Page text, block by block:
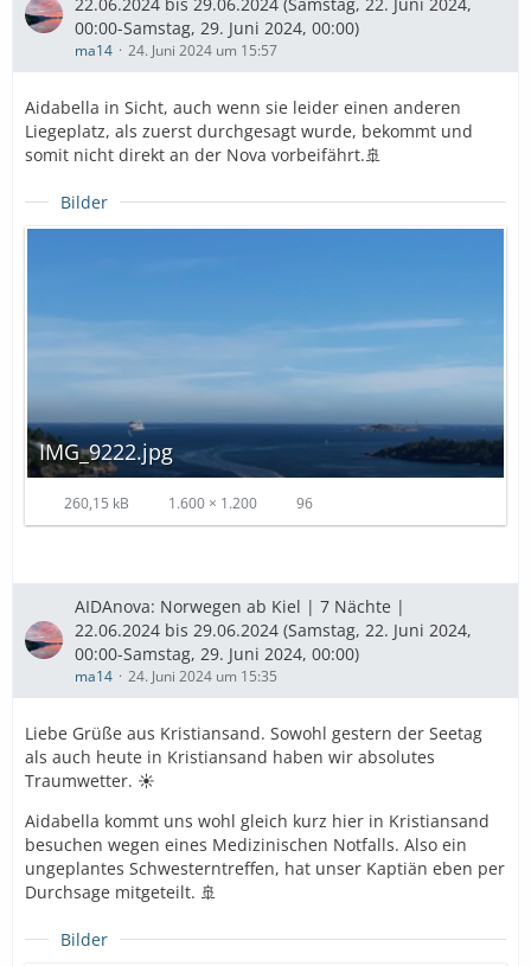
00:00-Samstag, 29. Juni 2024, 00:00)
ma14 24. Juni 2024 um 15:57
Aidabella in Sicht, auch wenn sie leider einen anderen
Liegeplatz, als zuerst durchgesagt wurde, bekommt und
somit nicht direkt an der Nova vorbeifährt.🚢
Bilder
IMG_9222.jpg
260,15 kB 1.600 × 1.200 96
AIDAnova: Norwegen ab Kiel | 7 Nächte |
22.06.2024 bis 29.06.2024 (Samstag, 22. Juni 2024,
00:00-Samstag, 29. Juni 2024, 00:00)
ma14 24. Juni 2024 um 15:35
Liebe Grüße aus Kristiansand. Sowohl gestern der Seetag
als auch heute in Kristiansand haben wir absolutes
Traumwetter. ☀️
Aidabella kommt uns wohl gleich kurz hier in Kristiansand
besuchen wegen eines Medizinischen Notfalls. Also ein
ungeplantes Schwesterntreffen, hat unser Kaptiän eben per
Durchsage mitgeteilt. 🚢
Bilder